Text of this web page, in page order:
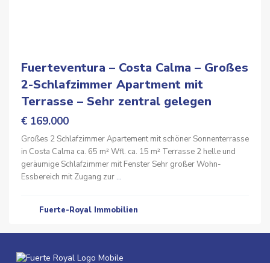
Fuerteventura – Costa Calma – Großes
2-Schlafzimmer Apartment mit
Terrasse – Sehr zentral gelegen
€ 169.000
Großes 2 Schlafzimmer Apartement mit schöner Sonnenterrasse
in Costa Calma ca. 65 m² Wfl. ca. 15 m² Terrasse 2 helle und
geräumige Schlafzimmer mit Fenster Sehr großer Wohn-
Essbereich mit Zugang zur...
Fuerte-Royal Immobilien